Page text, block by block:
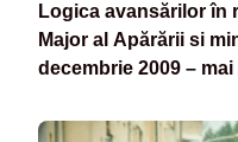
Logica avansărilor în
Major al Apărării si
decembrie 2009 –